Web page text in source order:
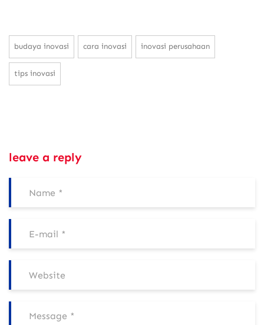
budaya inovasi cara inovasi inovasi perusahaan
tips inovasi
leave a reply